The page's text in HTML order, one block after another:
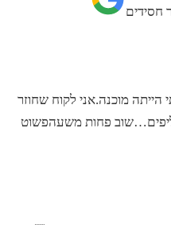
חסידים
מוכנה.אני לקוח שחוזר
פחות משעהפשוט